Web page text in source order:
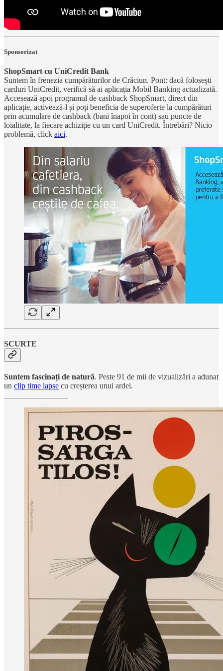
Sponsorizat
ShopSmart cu UniCredit Bank
Suntem în frenezia cumpărăturilor de Crăciun. Pont: dacă folosești
carduri UniCredit, verifică să ai aplicația Mobil Banking actualizată.
Accesează apoi programul de cashback ShopSmart, direct din
aplicație, activează-l și poți beneficia de superoferte la cumpărături
prin acumulare de cashback (bani înapoi în cont) sau puncte de
loialitate, la fiecare achiziție cu un card UniCredit. Întrebări? Nicio
problemă, click aici.
SCURTE
Suntem fascinați de natură. Peste 91 de mii de vizualizări a adunat
un clip time lapse cu creșterea unui ardei.